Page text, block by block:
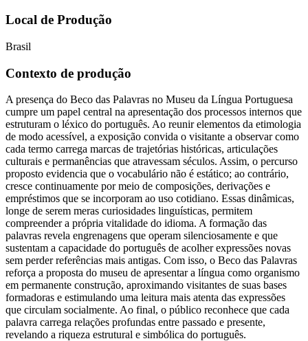
Local de Produção
Brasil
Contexto de produção
A presença do Beco das Palavras no Museu da Língua Portuguesa
cumpre um papel central na apresentação dos processos internos que
estruturam o léxico do português. Ao reunir elementos da etimologia
de modo acessível, a exposição convida o visitante a observar como
cada termo carrega marcas de trajetórias históricas, articulações
culturais e permanências que atravessam séculos. Assim, o percurso
proposto evidencia que o vocabulário não é estático; ao contrário,
cresce continuamente por meio de composições, derivações e
empréstimos que se incorporam ao uso cotidiano. Essas dinâmicas,
longe de serem meras curiosidades linguísticas, permitem
compreender a própria vitalidade do idioma. A formação das
palavras revela engrenagens que operam silenciosamente e que
sustentam a capacidade do português de acolher expressões novas
sem perder referências mais antigas. Com isso, o Beco das Palavras
reforça a proposta do museu de apresentar a língua como organismo
em permanente construção, aproximando visitantes de suas bases
formadoras e estimulando uma leitura mais atenta das expressões
que circulam socialmente. Ao final, o público reconhece que cada
palavra carrega relações profundas entre passado e presente,
revelando a riqueza estrutural e simbólica do português.